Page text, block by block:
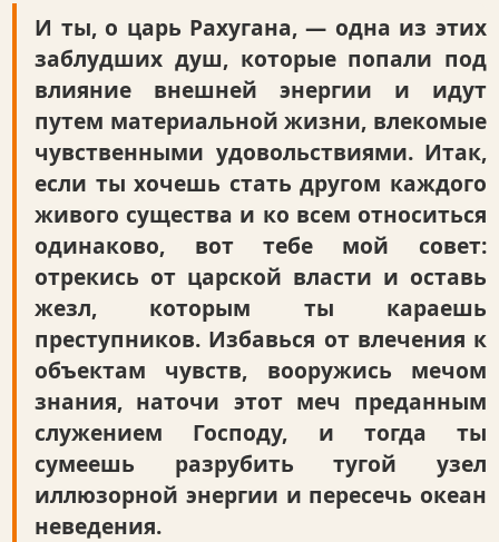
И ты, о царь Рахугана, — одна из этих
заблудших душ, которые попали под
влияние внешней энергии и идут
путем материальной жизни, влекомые
чувственными удовольствиями. Итак,
если ты хочешь стать другом каждого
живого существа и ко всем относиться
одинаково, вот тебе мой совет:
отрекись от царской власти и оставь
жезл, которым ты караешь
преступников. Избавься от влечения к
объектам чувств, вооружись мечом
знания, наточи этот меч преданным
служением Господу, и тогда ты
сумеешь разрубить тугой узел
иллюзорной энергии и пересечь океан
неведения.